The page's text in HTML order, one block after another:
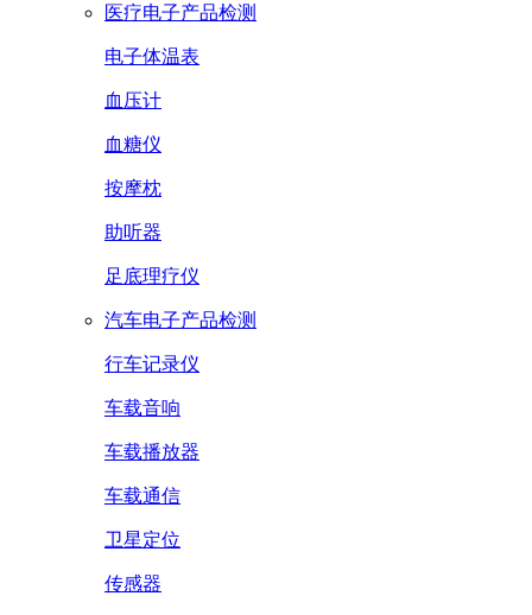
医疗电子产品检测
电子体温表
血压计
血糖仪
按摩枕
助听器
足底理疗仪
汽车电子产品检测
行车记录仪
车载音响
车载播放器
车载通信
卫星定位
传感器